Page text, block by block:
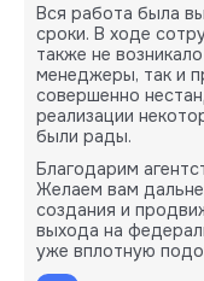
Вся работа была
сроки. В ходе
также не
менеджеры, так и
совершенно
реализации
были рады.
Благодарим
Желаем вам
создания и
выхода на
уже вплотную